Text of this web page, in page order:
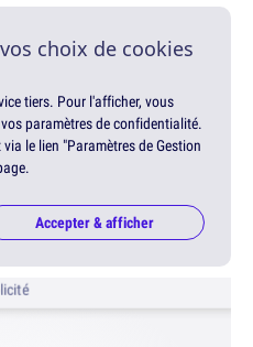
choix de cookies
tiers. Pour l'afficher, vous
paramètres de confidentialité.
le lien "Paramètres de Gestion
Accepter & afficher